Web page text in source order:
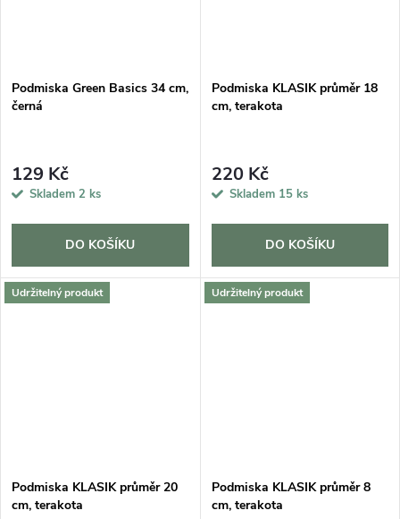
Podmiska Green Basics 34 cm,
černá
129 Kč
Skladem 2 ks
DO KOŠÍKU
Podmiska KLASIK průměr 18
cm, terakota
220 Kč
Skladem 15 ks
DO KOŠÍKU
Udržitelný produkt
Podmiska KLASIK průměr 20
cm, terakota
Udržitelný produkt
Podmiska KLASIK průměr 8
cm, terakota